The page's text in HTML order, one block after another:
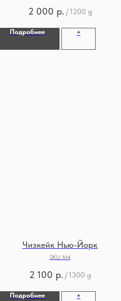
2 000 р. /1200 g
Подробнее +
Чизкейк Нью-Йорк
SKU: М4
2 100 р. /1300 g
Подробнее +